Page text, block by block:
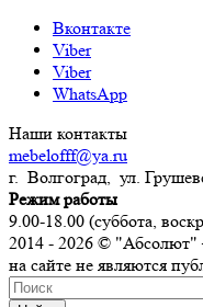
Вконтакте
Viber
Viber
WhatsApp
Наши контакты
mebelofff@ya.ru
г. Волгоград, ул.
Режим работы
9.00-18.00 (суббота,
2014 - 2026 ©
на сайте не являются